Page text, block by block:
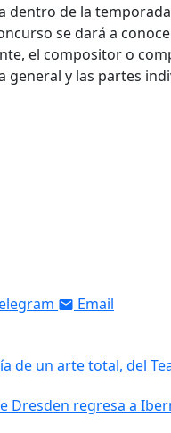
dentro de la
se dará a
el compositor o
general y las partes
Email
de un arte total, del
Dresden regresa a